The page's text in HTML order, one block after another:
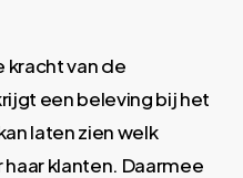
kracht van de
een beleving bij het
laten zien welk
klanten. Daarmee